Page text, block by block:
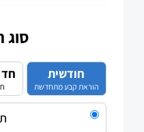
סוג
חודשית
הוראת קבע מתחדשת